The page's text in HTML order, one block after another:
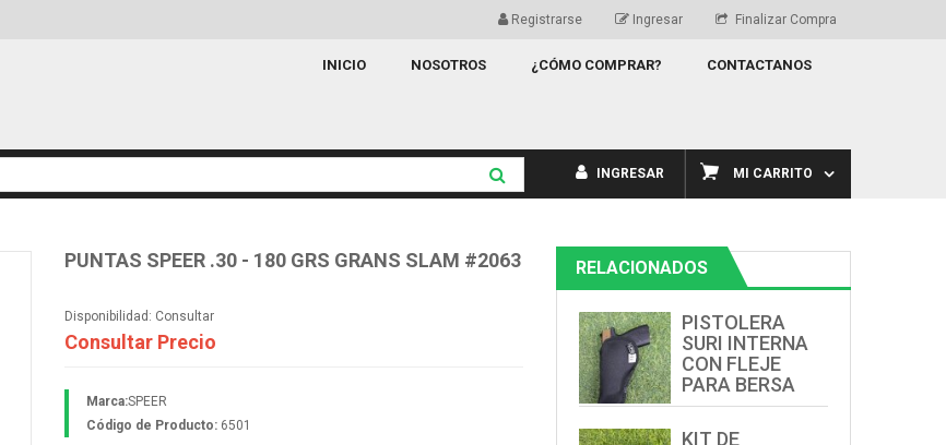
Registrarse Ingresar Finalizar Compra
INICIO NOSOTROS ¿CÓMO COMPRAR? CONTACTANOS
MI CARRITO
INGRESAR
PUNTAS SPEER .30 - 180 GRS GRANS SLAM #2063
Disponibilidad: Consultar
Consultar Precio
Marca:SPEER
Código de Producto: 6501
RELACIONADOS
PISTOLERA
SURI INTERNA
CON FLEJE
PARA BERSA
KIT DE